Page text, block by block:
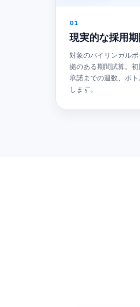
01
現実的な採用期
対象のバイリンガル
拠のある期間試算。
承諾までの週数、ボ
します。